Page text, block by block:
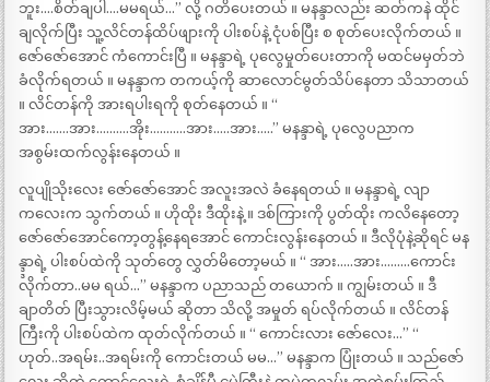
ဘူး….စိတ်ချပါ….မမရယ်…” လို့ ဂတိပေးတယ် ။ မနန္ဒာလည်း ဆတ်ကနဲ ထိုင်
ချလိုက်ပြီး သူ့လိင်တန်ထိပ်ဖျားကို ပါးစပ်နဲ့ ငုံပစ်ပြီး စ စုတ်ပေးလိုက်တယ် ။
ဇော်ဇော်အောင် ကံကောင်းပြီ ။ မနန္ဒာရဲ့ ပုလွေမှုတ်ပေးတာကို မထင်မမှတ်ဘဲ
ခံလိုက်ရတယ် ။ မနန္ဒာက တကယ့်ကို ဆာလောင်မွတ်သိပ်နေတာ သိသာတယ်
။ လိင်တန်ကို အားရပါးရကို စုတ်နေတယ် ။ “
အား…….အား……….အိုး………..အား…..အား…..” မနန္ဒာရဲ့ ပုလွေပညာက
အစွမ်းထက်လွန်းနေတယ် ။
လူပျိုသိုးလေး ဇော်ဇော်အောင် အလူးအလဲ ခံနေရတယ် ။ မနန္ဒာရဲ့ လျာ
ကလေးက သွက်တယ် ။ ဟိုထိုး ဒီထိုးနဲ့ ။ ဒစ်ကြားကို ပွတ်ထိုး ကလိနေတော့
ဇော်ဇော်အောင်ကော့တွန့်နေရအောင် ကောင်းလွန်းနေတယ် ။ ဒီလိုပုံနဲ့ဆိုရင် မန
န္ဒ္ဒာရဲ့ ပါးစပ်ထဲကို သုတ်တွေ လွှတ်မိတော့မယ် ။ “ အား…..အား………ကောင်း
လိုက်တာ..မမ ရယ်…” မနန္ဒာက ပညာသည် တယောက် ။ ကျွမ်းတယ် ။ ဒီ
ချာတိတ် ပြီးသွားလိမ့်မယ် ဆိုတာ သိလို့ အမှုတ် ရပ်လိုက်တယ် ။ လိင်တန်
ကြီးကို ပါးစပ်ထဲက ထုတ်လိုက်တယ် ။ “ ကောင်းလား ဇော်လေး…” “
ဟုတ်..အရမ်း..အရမ်းကို ကောင်းတယ် မမ…” မနန္ဒာက ပြုံးတယ် ။ သည်ဇော်